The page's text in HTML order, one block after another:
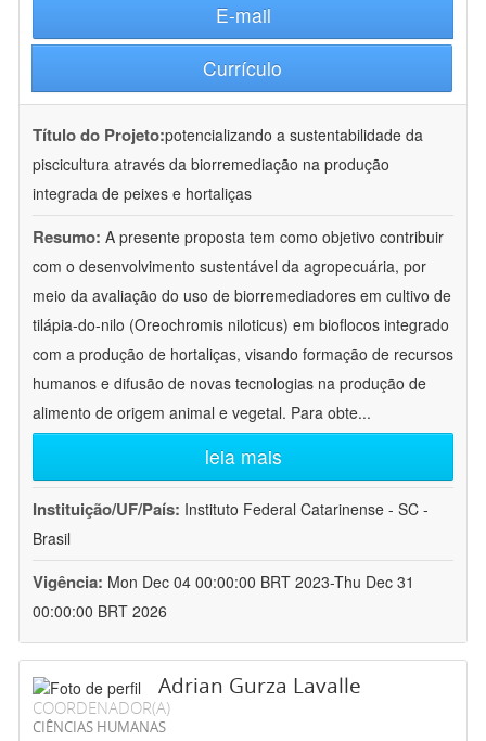
E-mail
Currículo
Título do Projeto:potencializando a sustentabilidade da
piscicultura através da biorremediação na produção
integrada de peixes e hortaliças
Resumo: A presente proposta tem como objetivo contribuir
com o desenvolvimento sustentável da agropecuária, por
meio da avaliação do uso de biorremediadores em cultivo de
tilápia-do-nilo (Oreochromis niloticus) em bioflocos integrado
com a produção de hortaliças, visando formação de recursos
humanos e difusão de novas tecnologias na produção de
alimento de origem animal e vegetal. Para obte...
leia mais
Instituição/UF/País: Instituto Federal Catarinense - SC -
Brasil
Vigência: Mon Dec 04 00:00:00 BRT 2023-Thu Dec 31
00:00:00 BRT 2026
Adrian Gurza Lavalle
COORDENADOR(A)
CIÊNCIAS HUMANAS